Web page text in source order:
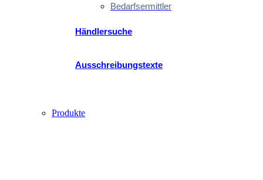
Bedarfsermittler
Händlersuche
Ausschreibungstexte
Produkte